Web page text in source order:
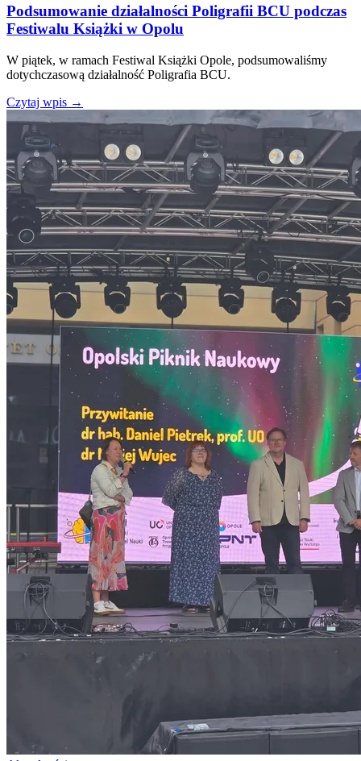
Podsumowanie działalności Poligrafii BCU podczas
Festiwalu Książki w Opolu
W piątek, w ramach Festiwal Książki Opole, podsumowaliśmy
dotychczasową działalność Poligrafia BCU.
Czytaj wpis →